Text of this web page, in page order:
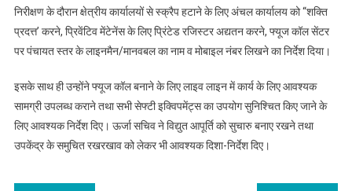
निरीक्षण के दौरान क्षेत्रीय कार्यालयों से स्क्रैप हटाने के लिए अंचल कार्यालय को “शक्ति
प्रदत्त’ करने, प्रिवेंटिव मेंटेनेंस के लिए प्रिंटेड रजिस्टर अद्यतन करने, फ्यूज कॉल सेंटर
पर पंचायत स्तर के लाइनमैन/मानवबल का नाम व मोबाइल नंबर लिखने का निर्देश दिया।
इसके साथ ही उन्होंने फ्यूज कॉल बनाने के लिए लाइव लाइन में कार्य के लिए आवश्यक
सामग्री उपलब्ध कराने तथा सभी सेफ्टी इक्विपमेंट्स का उपयोग सुनिश्चित किए जाने के
लिए आवश्यक निर्देश दिए। ऊर्जा सचिव ने विद्युत आपूर्ति को सुचारु बनाए रखने तथा
उपकेंद्र के समुचित रखरखाव को लेकर भी आवश्यक दिशा-निर्देश दिए।